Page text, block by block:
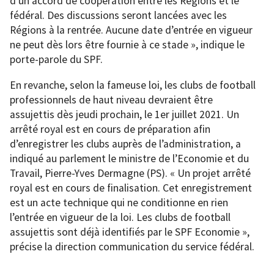
fédéral. Des discussions seront lancées avec les
Régions à la rentrée. Aucune date d’entrée en vigueur
ne peut dès lors être fournie à ce stade », indique le
porte-parole du SPF.
En revanche, selon la fameuse loi, les clubs de football
professionnels de haut niveau devraient être
assujettis dès jeudi prochain, le 1er juillet 2021. Un
arrêté royal est en cours de préparation afin
d’enregistrer les clubs auprès de l’administration, a
indiqué au parlement le ministre de l’Economie et du
Travail, Pierre-Yves Dermagne (PS). « Un projet arrêté
royal est en cours de finalisation. Cet enregistrement
est un acte technique qui ne conditionne en rien
l’entrée en vigueur de la loi. Les clubs de football
assujettis sont déjà identifiés par le SPF Economie »,
précise la direction communication du service fédéral.